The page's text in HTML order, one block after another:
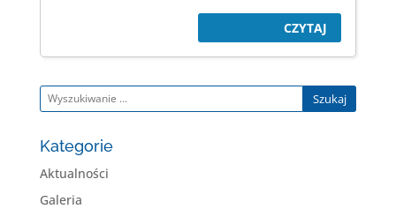
CZYTAJ
Szukaj
Kategorie
Aktualności
Galeria